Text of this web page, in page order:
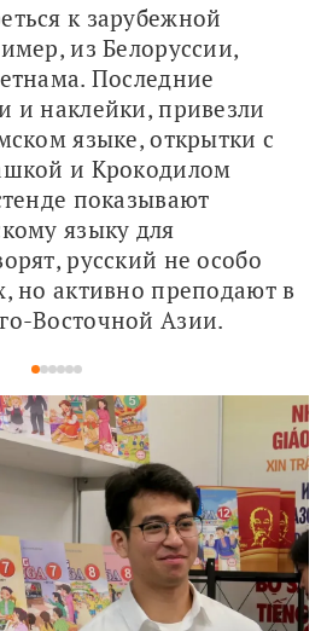
к зарубежной
из Белоруссии,
Последние
и наклейки, привезли
языке, открытки с
и Крокодилом
показывают
языку для
русский не особо
но активно преподают в
Восточной Азии.
123456